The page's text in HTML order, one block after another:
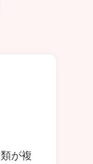
が複